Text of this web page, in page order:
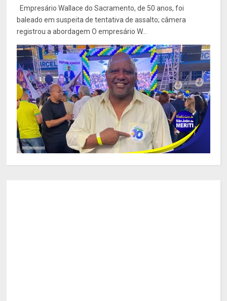
Empresário Wallace do Sacramento, de 50 anos, foi
baleado em suspeita de tentativa de assalto; câmera
registrou a abordagem O empresário W...